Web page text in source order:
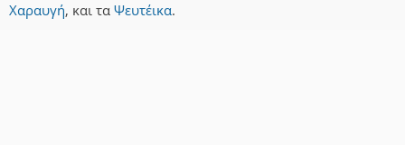
Χαραυγή, και τα Ψευτέικα.